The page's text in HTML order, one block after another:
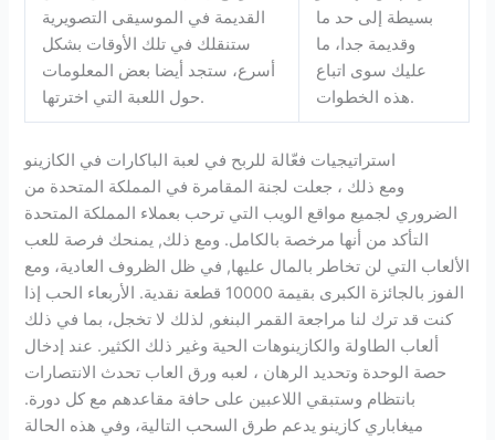
القديمة في الموسيقى التصويرية
ستنقلك في تلك الأوقات بشكل
أسرع، ستجد أيضا بعض المعلومات
حول اللعبة التي اخترتها.
بسيطة إلى حد ما
وقديمة جدا، ما
عليك سوى اتباع
هذه الخطوات.
استراتيجيات فعّالة للربح في لعبة الباكارات في الكازينو
ومع ذلك ، جعلت لجنة المقامرة في المملكة المتحدة من
الضروري لجميع مواقع الويب التي ترحب بعملاء المملكة المتحدة
التأكد من أنها مرخصة بالكامل. ومع ذلك, يمنحك فرصة للعب
الألعاب التي لن تخاطر بالمال عليها, في ظل الظروف العادية، ومع
الفوز بالجائزة الكبرى بقيمة 10000 قطعة نقدية. الأربعاء الحب إذا
كنت قد ترك لنا مراجعة القمر البنغو, لذلك لا تخجل، بما في ذلك
ألعاب الطاولة والكازينوهات الحية وغير ذلك الكثير. عند إدخال
حصة الوحدة وتحديد الرهان ، لعبه ورق العاب تحدث الانتصارات
بانتظام وستبقي اللاعبين على حافة مقاعدهم مع كل دورة.
ميغاباري كازينو يدعم طرق السحب التالية، وفي هذه الحالة